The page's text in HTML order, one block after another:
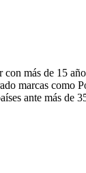
más de 15
marcas
ante más de